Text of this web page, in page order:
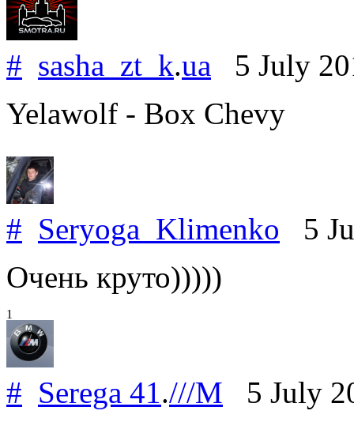
# sasha_zt_k.ua 5 July
Yelawolf - Box Chevy
# Seryoga_Klimenko 5
Очень круто)))))
1
# Serega 41.///M 5 July